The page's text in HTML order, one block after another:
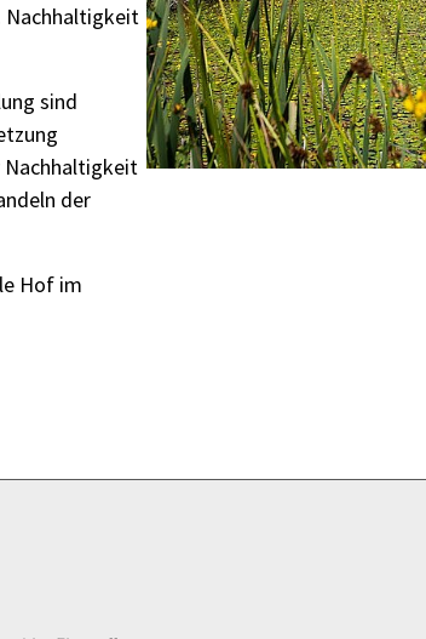
Nachhaltigkeit
sind
Nachhaltigkeit
der
Hof im